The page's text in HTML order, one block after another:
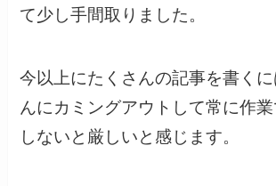
て少し手間取りました。
今以上にたくさんの記事を書く
んにカミングアウトして常に作
しないと厳しいと感じます。